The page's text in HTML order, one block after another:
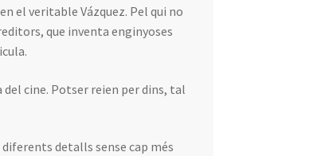
el veritable Vázquez. Pel qui no
que inventa enginyoses
del cine. Potser reien per dins, tal
detalls sense cap més